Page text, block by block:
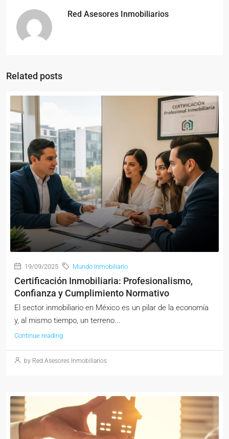
Red Asesores Inmobiliarios
Related posts
19/09/2025 Mundo Inmobiliario
Certificación Inmobiliaria: Profesionalismo,
Confianza y Cumplimiento Normativo
El sector inmobiliario en México es un pilar de la economía
y, al mismo tiempo, un terreno...
Continue reading
by Red Asesores Inmobiliarios